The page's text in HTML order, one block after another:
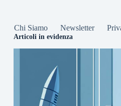
Chi Siamo Newsletter
Articoli in evidenza